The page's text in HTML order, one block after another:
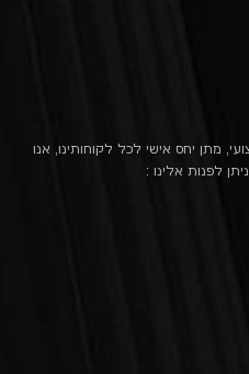
מתן יחס אישי לכל לקוחותינו, אנו
לפנות אלינו :